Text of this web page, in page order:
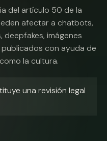
del artículo 50 de la
afectar a chatbots,
imágenes
con ayuda de
la cultura.
una revisión legal